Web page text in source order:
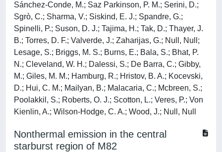
Sánchez-Conde, M.; Saz Parkinson, P. M.; Serini, D.;
Sgrò, C.; Sharma, V.; Siskind, E. J.; Spandre, G.;
Spinelli, P.; Suson, D. J.; Tajima, H.; Tak, D.; Thayer, J.
B.; Torres, D. F.; Valverde, J.; Zaharijas, G.; Null, Null;
Lesage, S.; Briggs, M. S.; Burns, E.; Bala, S.; Bhat, P.
N.; Cleveland, W. H.; Dalessi, S.; De Barra, C.; Gibby,
M.; Giles, M. M.; Hamburg, R.; Hristov, B. A.; Kocevski,
D.; Hui, C. M.; Mailyan, B.; Malacaria, C.; Mcbreen, S.;
Poolakkil, S.; Roberts, O. J.; Scotton, L.; Veres, P.; Von
Kienlin, A.; Wilson-Hodge, C. A.; Wood, J.; Null, Null
Nonthermal emission in the central
starburst region of M82